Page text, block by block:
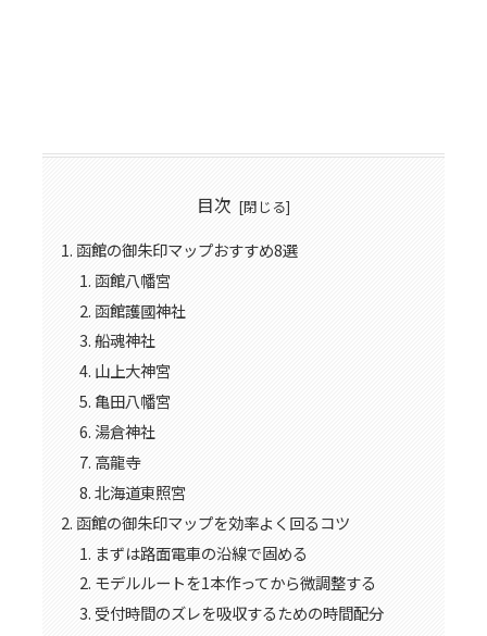
目次
函館の御朱印マップおすすめ8選
函館八幡宮
函館護國神社
船魂神社
山上大神宮
亀田八幡宮
湯倉神社
高龍寺
北海道東照宮
函館の御朱印マップを効率よく回るコツ
まずは路面電車の沿線で固める
モデルルートを1本作ってから微調整する
受付時間のズレを吸収するための時間配分